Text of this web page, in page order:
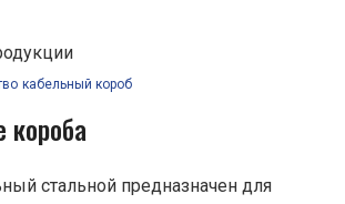
кабельный короб
короба
стальной предназначен для